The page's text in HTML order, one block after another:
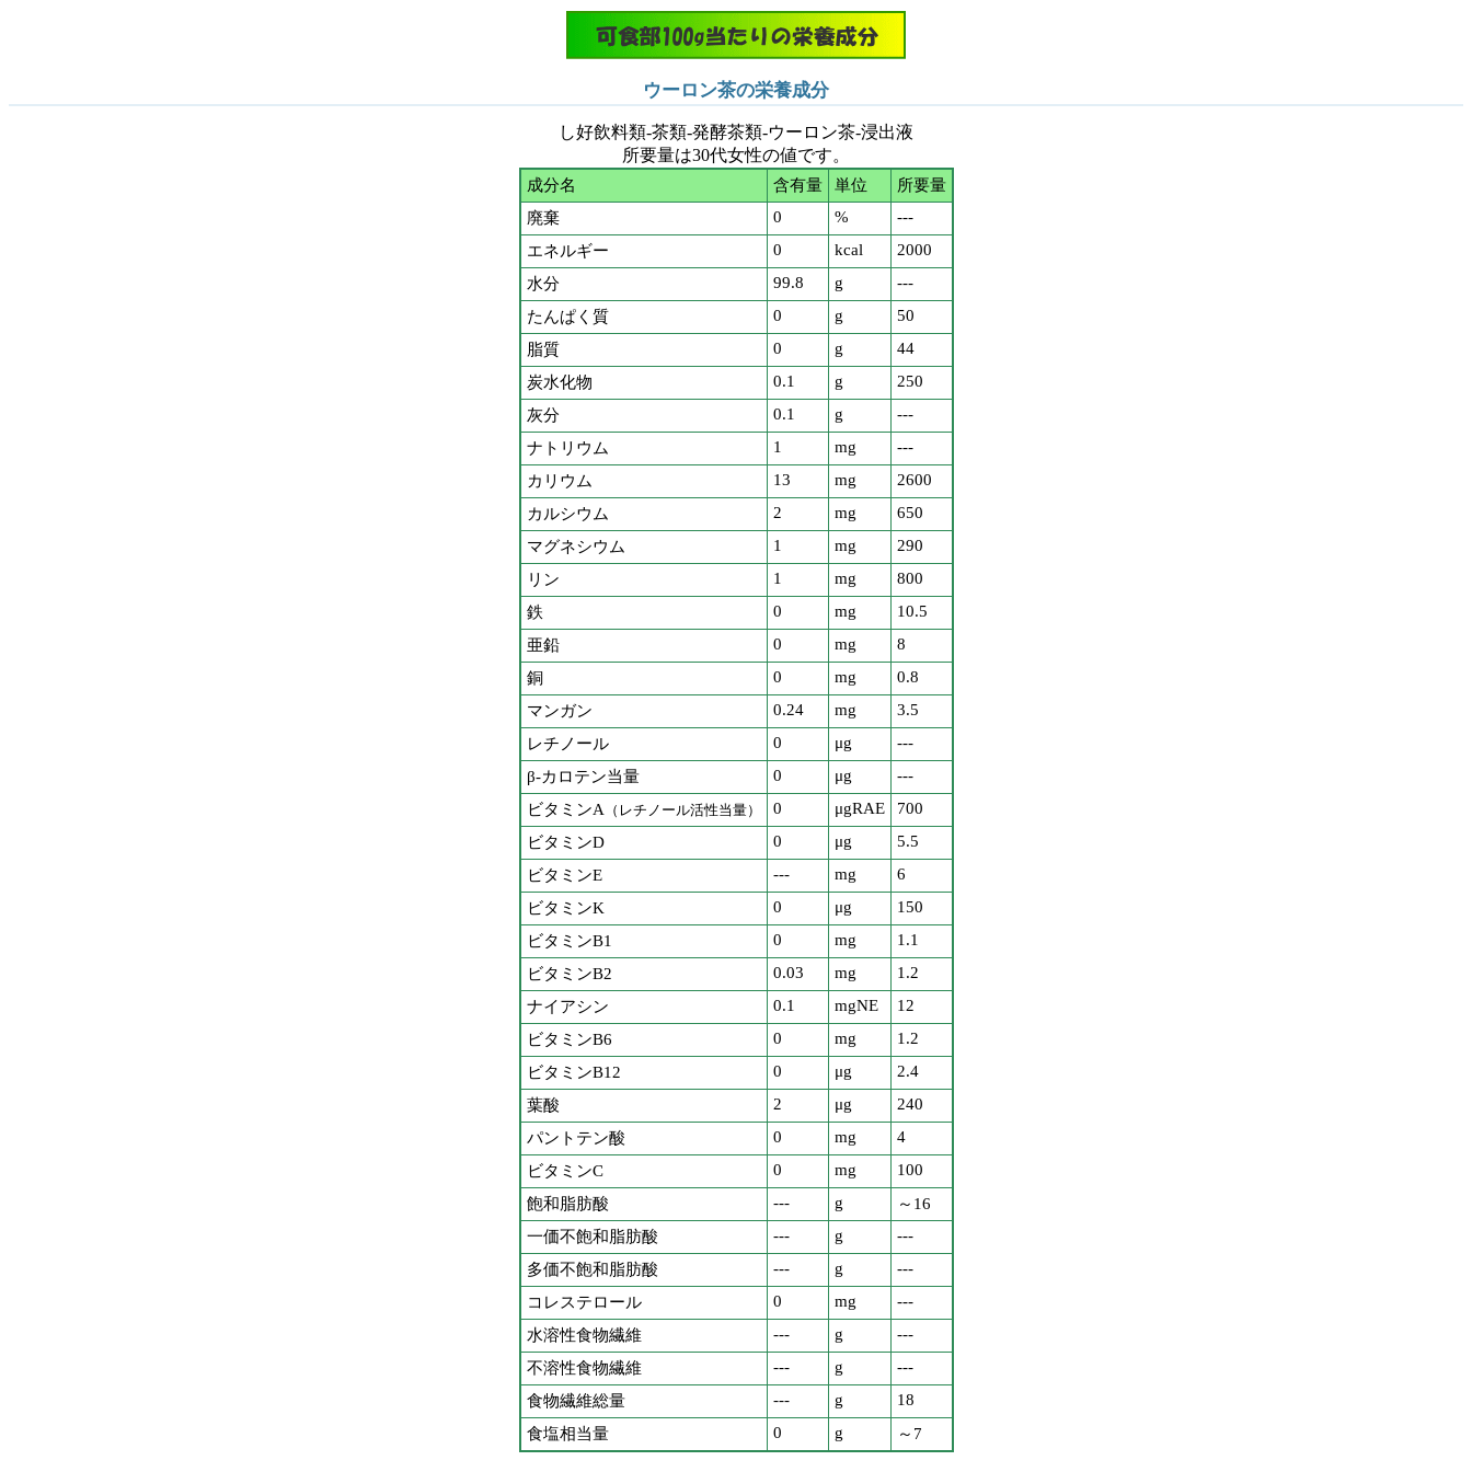
ウーロン茶の栄養成分
し好飲料類-茶類-発酵茶類-ウーロン茶-浸出液
所要量は30代女性の値です。
成分名 含有量 単位
所要量
廃棄
0 %
---
エネルギー
0 kcal
2000
水分
99.8 g
---
たんぱく質
0 g
50
脂質
0 g
44
炭水化物
0.1 g
250
灰分
0.1 g
---
ナトリウム
1 mg
---
カリウム
13 mg
2600
カルシウム
2 mg
650
マグネシウム
1 mg
290
リン
1 mg
800
鉄
0 mg
10.5
亜鉛
0 mg
8
銅
0 mg
0.8
マンガン
0.24 mg
3.5
レチノール
0 μg
---
β-カロテン当量
0 μg
---
ビタミンA（レチノール活性当量） 0 μgRAE
700
ビタミンD
0 μg
5.5
ビタミンE
--- mg
6
ビタミンK
0 μg
150
ビタミンB1
0 mg
1.1
ビタミンB2
0.03 mg
1.2
ナイアシン
0.1 mgNE
12
ビタミンB6
0 mg
1.2
ビタミンB12
0 μg
2.4
葉酸
2 μg
240
パントテン酸
0 mg
4
ビタミンC
0 mg
100
飽和脂肪酸
--- g
～16
一価不飽和脂肪酸
--- g
---
多価不飽和脂肪酸
--- g
---
コレステロール
0 mg
---
水溶性食物繊維
--- g
---
不溶性食物繊維
--- g
---
食物繊維総量
--- g
18
食塩相当量
0 g ～7